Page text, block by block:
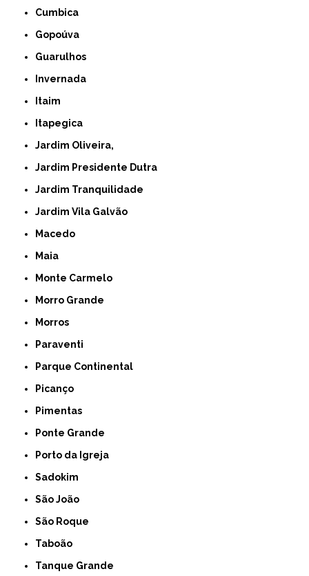
Cumbica
Gopoúva
Guarulhos
Invernada
Itaim
Itapegica
Jardim Oliveira,
Jardim Presidente Dutra
Jardim Tranquilidade
Jardim Vila Galvão
Macedo
Maia
Monte Carmelo
Morro Grande
Morros
Paraventi
Parque Continental
Picanço
Pimentas
Ponte Grande
Porto da Igreja
Sadokim
São João
São Roque
Taboão
Tanque Grande